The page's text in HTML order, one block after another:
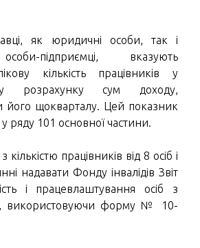
як юридичні особи, так і
підприємці, вказують
кількість працівників у
розрахунку сум доходу,
його щокварталу. Цей показник
ряду 101 основної частини.
кількістю працівників від 8 осіб і
надавати Фонду інвалідів Звіт
і працевлаштування осіб з
використовуючи форму № 10-